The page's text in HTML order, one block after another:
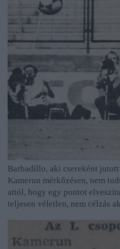
Barbadillo, aki csereként jutott
Kamerun mérkőzésen, nem
attól, hogy egy pontot
teljesen véletlen, nem célzás